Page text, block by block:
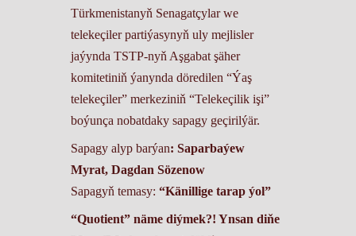
Türkmenistanyň Senagatçylar we
telekeçiler partiýasynyň uly mejlisler
jaýynda TSTP-nyň Aşgabat şäher
komitetiniň ýanynda döredilen “Ýaş
telekeçiler” merkeziniň “Telekeçilik işi”
boýunça nobatdaky sapagy geçirilýär.
Sapagy alyp barýan: Saparbaýew
Myrat, Dagdan Sözenow
Sapagyň temasy: “Känillige tarap ýol”
“Quotient” näme diýmek?! Ynsan diňe